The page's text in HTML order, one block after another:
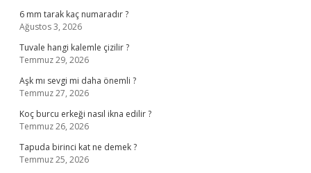
6 mm tarak kaç numaradır ?
Ağustos 3, 2026
Tuvale hangi kalemle çizilir ?
Temmuz 29, 2026
Aşk mı sevgi mi daha önemli ?
Temmuz 27, 2026
Koç burcu erkeği nasıl ikna edilir ?
Temmuz 26, 2026
Tapuda birinci kat ne demek ?
Temmuz 25, 2026